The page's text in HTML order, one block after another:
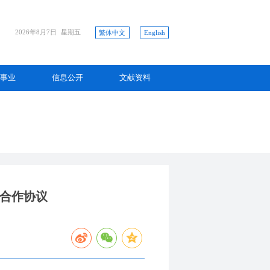
2026年8月7日 星期五 繁体中文 English
业 信息公开 文献资料
作协议